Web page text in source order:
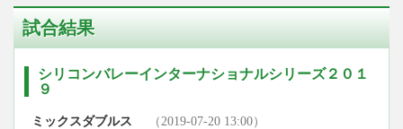
試合結果
シリコンバレーインターナショナルシリーズ２０１
９
ミックスダブルス （2019-07-20 13:00）